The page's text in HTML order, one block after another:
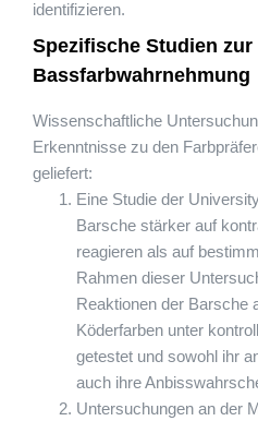
identifizieren.
Spezifische Studien zur
Bassfarbwahrnehmung
Wissenschaftliche
Erkenntnisse zu den
geliefert:
Eine Studie der
Barsche stärker auf
reagieren als auf
Rahmen dieser
Reaktionen der Barsche
Köderfarben unter
getestet und sowohl ihr
auch ihre
Untersuchungen an der